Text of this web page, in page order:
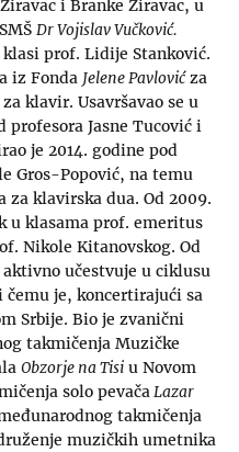
i Branke Žiravac, u
Dr Vojislav Vučković.
prof. Lidije Stanković.
iz Fonda Jelene Pavlovićza
klavir. Usavršavao se u
Jasne Tucović i
je 2014. godine pod
Gros-Popović, na temu
za klavirska dua. Od 2009.
u klasama prof. emeritus
Nikole Kitanovskog. Od
učestvuje u ciklusu
čemu je, koncertirajući sa
Srbije. Bio je zvanični
takmičenja Muzičke
Obzorje na Tisi u Novom
solo pevača Lazar
takmičenja
muzičkih umetnika